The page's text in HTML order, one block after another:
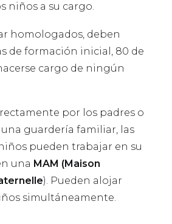
niños a su cargo.
homologados, deben
de formación inicial, 80 de
cargo de ningún
por los padres o
guardería familiar, las
pueden trabajar en su
una MAM (Maison
). Pueden alojar
simultáneamente.